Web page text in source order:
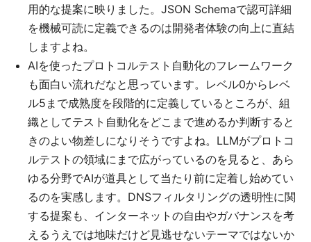
用的な提案に映りました。JSON Schemaで認可詳細
を機械可読に定義できるのは開発者体験の向上に直結
しますよね。
AIを使ったプロトコルテスト自動化のフレームワーク
も面白い流れだなと思っています。レベル0からレベ
ル5まで成熟度を段階的に定義しているところが、組
織としてテスト自動化をどこまで進めるか判断すると
きのよい物差しになりそうですよね。LLMがプロトコ
ルテストの領域にまで広がっているのを見ると、あら
ゆる分野でAIが道具として当たり前に定着し始めてい
るのを実感します。DNSフィルタリングの透明性に関
する提案も、インターネットの自由やガバナンスを考
えるうえでは地味だけど見逃せないテーマではないか